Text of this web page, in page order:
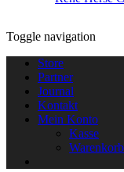
Toggle navigation
Store
Partner
Journal
Kontakt
Mein Konto
Kasse
Warenkorb